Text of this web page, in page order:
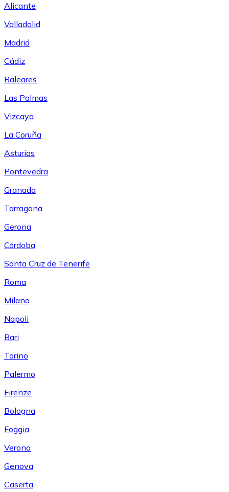
Alicante
Valladolid
Madrid
Cádiz
Baleares
Las Palmas
Vizcaya
La Coruña
Asturias
Pontevedra
Granada
Tarragona
Gerona
Córdoba
Santa Cruz de Tenerife
Roma
Milano
Napoli
Bari
Torino
Palermo
Firenze
Bologna
Foggia
Verona
Genova
Caserta